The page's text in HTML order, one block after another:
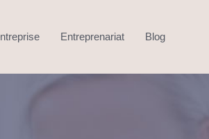
Entreprenariat Blog